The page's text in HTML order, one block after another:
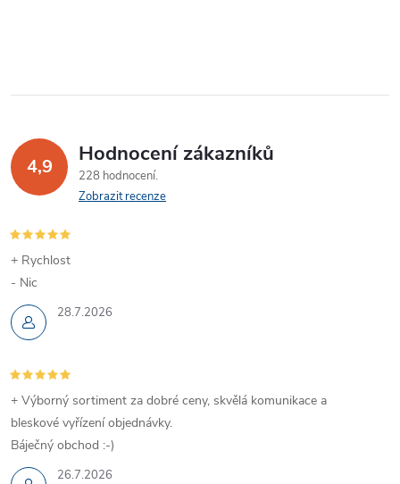
4,9 Hodnocení zákazníků
228 hodnocení
Zobrazit recenze
28.7.2026
+ Rychlost
- Nic
26.7.2026
+ Výborný sortiment za dobré ceny, skvělá komunikace a
bleskové vyřízení objednávky.
Báječný obchod :-)